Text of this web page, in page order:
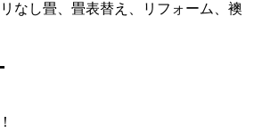
なし畳、畳表替え、リフォーム、襖